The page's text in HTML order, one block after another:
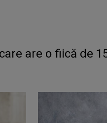
are o fiică de